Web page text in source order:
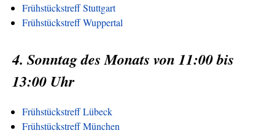
Frühstückstreff Stuttgart
Frühstückstreff Wuppertal
4. Sonntag des Monats von 11:00 bis
13:00 Uhr
Frühstückstreff Lübeck
Frühstückstreff München